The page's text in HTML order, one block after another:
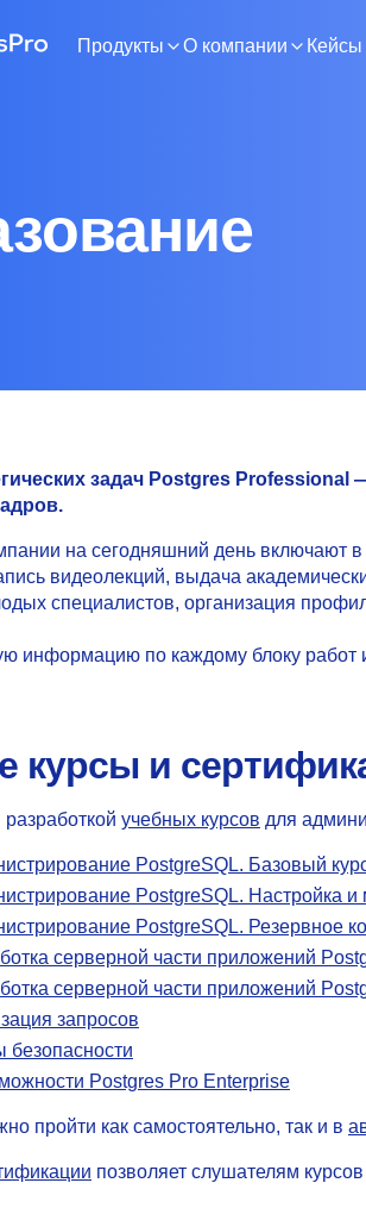
Продукты О компании Кейсы
задач Postgres
на сегодняшний день включают
видеолекций, выдача
специалистов, организация
информацию по каждому блоку
курсы и
учебных курсов для
PostgreSQL. Базовый
PostgreSQL. Настройка и
PostgreSQL. Резервное
серверной части приложений
серверной части приложений
запросов
безопасности
Postgres Pro Enterprise
пройти как самостоятельно, так и в
позволяет слушателям